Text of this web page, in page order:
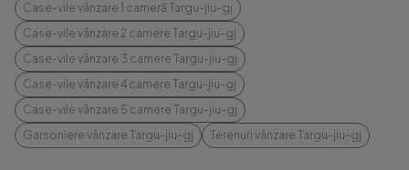
Case-vile vânzare 1 cameră Targu-jiu-gj
Case-vile vânzare 2 camere Targu-jiu-gj
Case-vile vânzare 3 camere Targu-jiu-gj
Case-vile vânzare 4 camere Targu-jiu-gj
Case-vile vânzare 5 camere Targu-jiu-gj
Garsoniere vânzare Targu-jiu-gj
Terenuri vânzare Targu-jiu-gj